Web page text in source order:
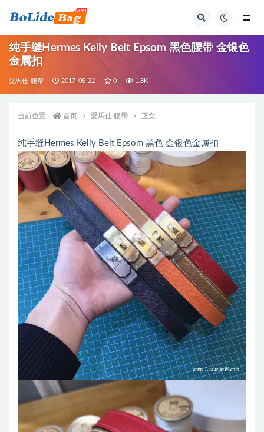
纯手缝Hermes Kelly Belt Epsom 黑色腰带 金银色
金属扣
愛馬仕 腰帶 2017-05-22 0 1.8K
当前位置： 首页 愛馬仕 腰帶 正文
纯手缝Hermes Kelly Belt Epsom 黑色 金银色金属扣